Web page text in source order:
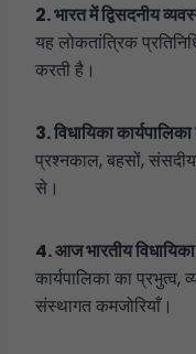
2. भारत में द्विसदनीय
यह लोकतांत्रिक
करती है।
3. विधायिका
प्रश्नकाल, बहसों,
से।
4. आज भारतीय
कार्यपालिका का प्रभुत्व,
संस्थागत कमजोरियाँ।